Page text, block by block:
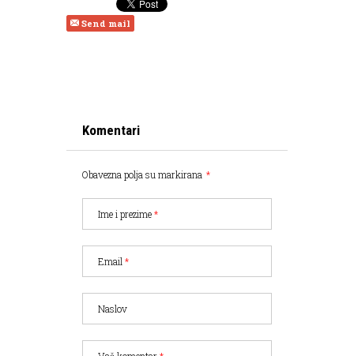
Send mail
Komentari
Obavezna polja su markirana *
Ime i prezime*
Email*
Naslov